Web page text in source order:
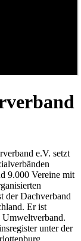
e.V. setzt
9.000 Vereine mit
Dachverband
Er ist
Umweltverband.
unter der